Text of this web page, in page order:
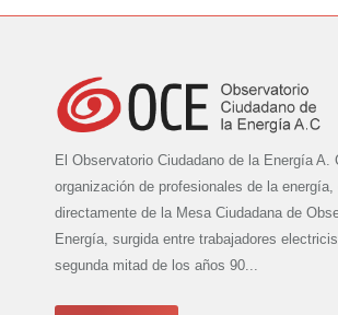
El Observatorio Ciudadano de la Energía A.
organización de profesionales de la energía,
directamente de la Mesa Ciudadana de
Energía, surgida entre trabajadores
segunda mitad de los años 90...